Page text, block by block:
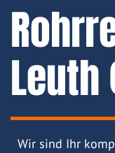
Wir sind Ihr